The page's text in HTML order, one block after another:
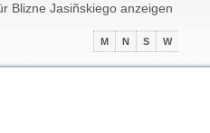
Blizne Jasiñskiego anzeigen
M N S W